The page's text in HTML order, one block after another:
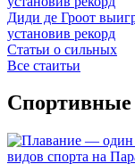
Диди де Гроот
установив рекорд
Статьи о сильных
Все стаитьи
Спортивные